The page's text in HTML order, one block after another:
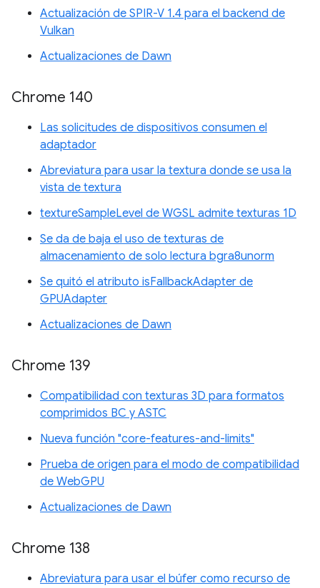
Actualización de SPIR-V 1.4 para el backend de
Vulkan
Actualizaciones de Dawn
Chrome 140
Las solicitudes de dispositivos consumen el
adaptador
Abreviatura para usar la textura donde se usa la
vista de textura
textureSampleLevel de WGSL admite texturas 1D
Se da de baja el uso de texturas de
almacenamiento de solo lectura bgra8unorm
Se quitó el atributo isFallbackAdapter de
GPUAdapter
Actualizaciones de Dawn
Chrome 139
Compatibilidad con texturas 3D para formatos
comprimidos BC y ASTC
Nueva función "core-features-and-limits"
Prueba de origen para el modo de compatibilidad
de WebGPU
Actualizaciones de Dawn
Chrome 138
Abreviatura para usar el búfer como recurso de